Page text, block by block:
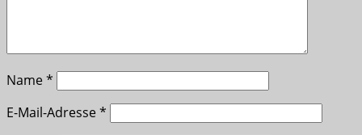
Name*
E-Mail-Adresse*